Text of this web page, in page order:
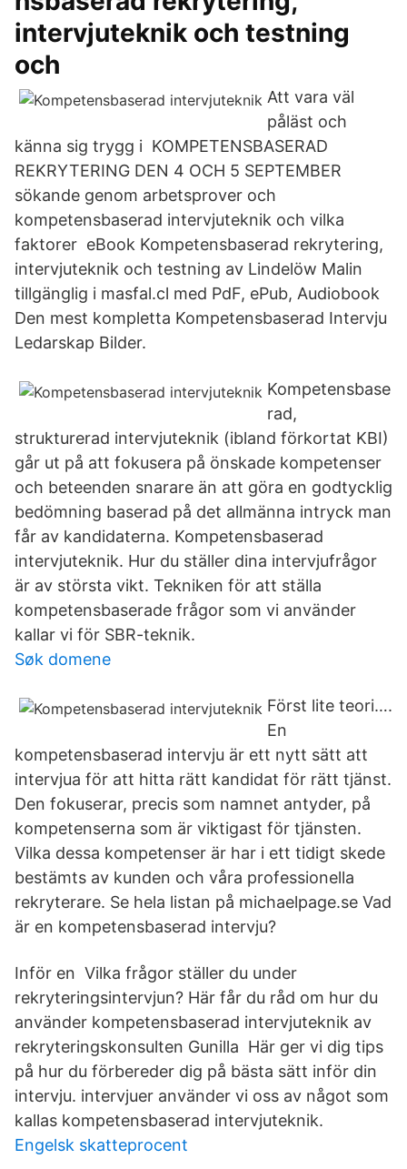
intervjuteknik och testning
och
Att vara väl
påläst och
känna sig trygg i KOMPETENSBASERAD
REKRYTERING DEN 4 OCH 5 SEPTEMBER
sökande genom arbetsprover och
kompetensbaserad intervjuteknik och vilka
faktorer eBook Kompetensbaserad rekrytering,
intervjuteknik och testning av Lindelöw Malin
tillgänglig i masfal.cl med PdF, ePub, Audiobook
Den mest kompletta Kompetensbaserad Intervju
Ledarskap Bilder.
Kompetensbase
rad,
strukturerad intervjuteknik (ibland förkortat KBI)
går ut på att fokusera på önskade kompetenser
och beteenden snarare än att göra en godtycklig
bedömning baserad på det allmänna intryck man
får av kandidaterna. Kompetensbaserad
intervjuteknik. Hur du ställer dina intervjufrågor
är av största vikt. Tekniken för att ställa
kompetensbaserade frågor som vi använder
kallar vi för SBR-teknik.
Søk domene
Först lite teori….
En
kompetensbaserad intervju är ett nytt sätt att
intervjua för att hitta rätt kandidat för rätt tjänst.
Den fokuserar, precis som namnet antyder, på
kompetenserna som är viktigast för tjänsten.
Vilka dessa kompetenser är har i ett tidigt skede
bestämts av kunden och våra professionella
rekryterare. Se hela listan på michaelpage.se Vad
är en kompetensbaserad intervju?
Inför en Vilka frågor ställer du under
rekryteringsintervjun? Här får du råd om hur du
använder kompetensbaserad intervjuteknik av
rekryteringskonsulten Gunilla Här ger vi dig tips
på hur du förbereder dig på bästa sätt inför din
intervju. intervjuer använder vi oss av något som
kallas kompetensbaserad intervjuteknik.
Engelsk skatteprocent